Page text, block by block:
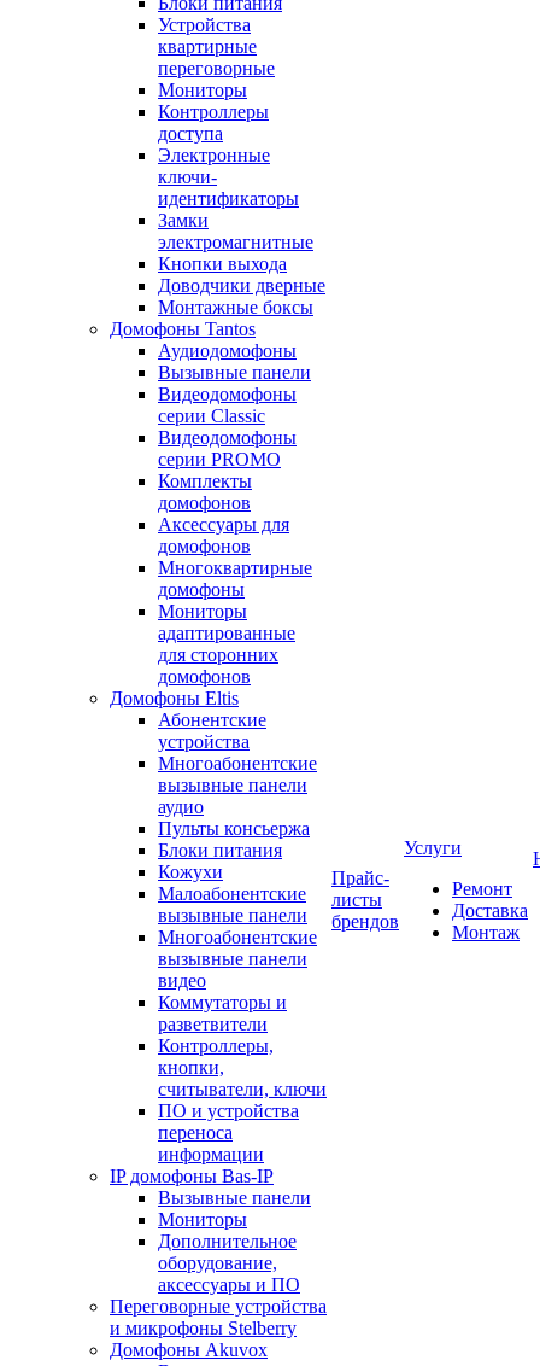
Устройства
квартирные
переговорные
Мониторы
Контроллеры
доступа
Электронные
ключи-
идентификаторы
Замки
электромагнитные
Кнопки выхода
Доводчики дверные
Монтажные боксы
Домофоны Tantos
Аудиодомофоны
Вызывные панели
Видеодомофоны
серии Classic
Видеодомофоны
серии PROMO
Комплекты
домофонов
Аксессуары для
домофонов
Многоквартирные
домофоны
Мониторы
адаптированные
для сторонних
домофонов
Домофоны Eltis
Абонентские
устройства
Многоабонентские
вызывные панели
аудио
Пульты консьержа
Блоки питания
Кожухи
Малоабонентские
вызывные панели
Многоабонентские
вызывные панели
видео
Коммутаторы и
разветвители
Контроллеры,
кнопки,
считыватели, ключи
ПО и устройства
переноса
информации
IP домофоны Bas-IP
Вызывные панели
Мониторы
Дополнительное
оборудование,
аксессуары и ПО
Переговорные устройства
и микрофоны Stelberry
Домофоны Akuvox
Прайс-
листы
брендов
Услуги
Ремонт
Доставка
Монтаж